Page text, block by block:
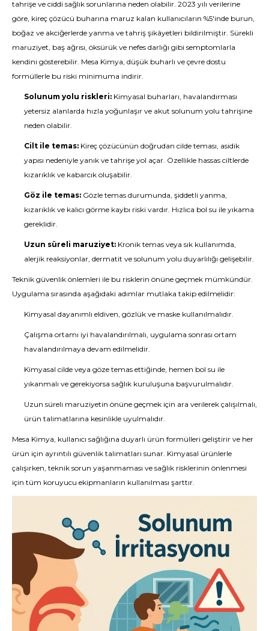
tahrişe ve ciddi sağlık sorunlarına neden olabilir. 2023 yılı verilerine
göre, kireç çözücü buharına maruz kalan kullanıcıların %5'inde burun,
boğaz ve akciğerlerde yanma ve tahriş şikâyetleri bildirilmiştir. Sürekli
maruziyet, baş ağrısı, öksürük ve nefes darlığı gibi semptomlarla
kendini gösterebilir. Mesa Kimya, düşük buharlı ve çevre dostu
formüllerle bu riski minimuma indirir.
Solunum yolu riskleri: Kimyasal buharları, havalandırması
yetersiz alanlarda hızla yoğunlaşır ve akut solunum yolu tahrişine
neden olabilir.
Cilt ile temas: Kireç çözücünün doğrudan cilde teması, asidik
yapısı nedeniyle yanık ve tahrişe yol açar. Özellikle hassas ciltlerde
kızarıklık ve kabarcık oluşabilir.
Göz ile temas: Gözle temas durumunda, şiddetli yanma,
kızarıklık ve kalıcı görme kaybı riski vardır. Hızlıca bol su ile yıkama
gereklidir.
Uzun süreli maruziyet: Kronik temas veya sık kullanımda,
alerjik reaksiyonlar, dermatit ve solunum yolu duyarlılığı gelişebilir.
Teknik güvenlik önlemleri ile bu risklerin önüne geçmek mümkündür.
Uygulama sırasında aşağıdaki adımlar mutlaka takip edilmelidir:
Kimyasal dayanımlı eldiven, gözlük ve maske kullanılmalıdır.
Çalışma ortamı iyi havalandırılmalı, uygulama sonrası ortam
havalandırılmaya devam edilmelidir.
Kimyasal cilde veya göze temas ettiğinde, hemen bol su ile
yıkanmalı ve gerekiyorsa sağlık kuruluşuna başvurulmalıdır.
Uzun süreli maruziyetin önüne geçmek için ara verilerek çalışılmalı,
ürün talimatlarına kesinlikle uyulmalıdır.
Mesa Kimya, kullanıcı sağlığına duyarlı ürün formülleri geliştirir ve her
ürün için ayrıntılı güvenlik talimatları sunar. Kimyasal ürünlerle
çalışırken, teknik sorun yaşanmaması ve sağlık risklerinin önlenmesi
için tüm koruyucu ekipmanların kullanılması şarttır.